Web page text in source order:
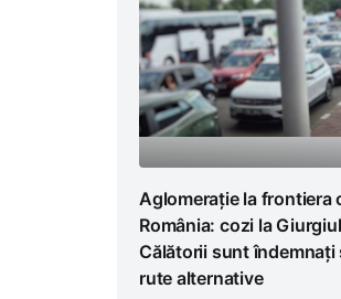
Aglomerație la frontiera
România: cozi la
Călătorii sunt îndemnați
rute alternative